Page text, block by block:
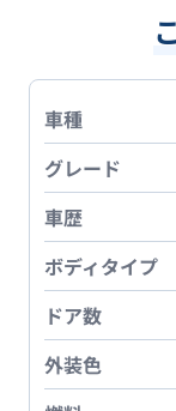
車種
グレード
車歴
ボディタイプ
ドア数
外装色